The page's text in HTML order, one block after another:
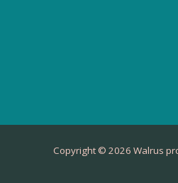
Copyright © 2026 Walrus